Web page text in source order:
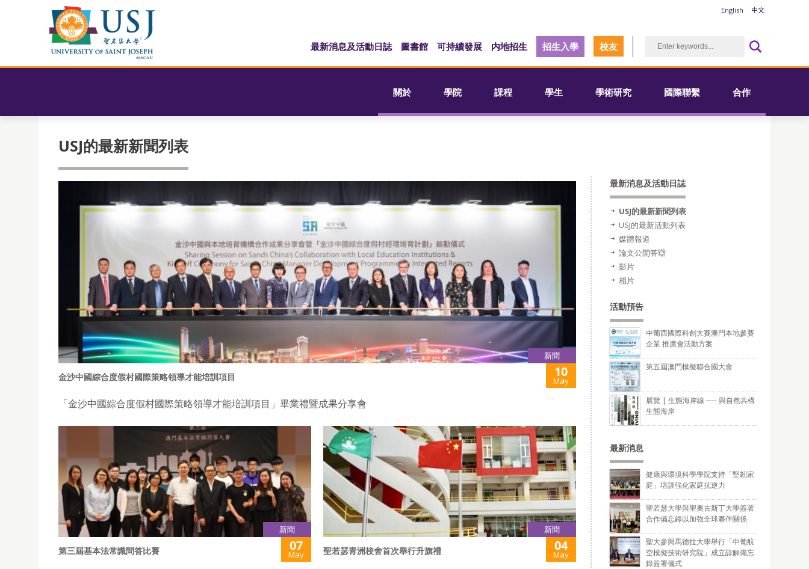
English 中文
最新消息及活動日誌 圖書館 可持續發展 内地招生 招生入學 校友
關於 學院 課程 學生 學術研究 國際聯繫 合作
USJ的最新新聞列表
新聞
金沙中國綜合度假村國際策略領導才能培訓項目 10
May
「金沙中國綜合度假村國際策略領導才能培訓項目」畢業禮暨成果分享會
新聞
第三屆基本法常識問答比賽 07
May
新聞
聖若瑟青洲校舍首次舉行升旗禮 04
May
最新消息及活動日誌
USJ的最新新聞列表
USJ的最新活動列表
媒體報道
論文公開答辯
影片
相片
活動預告
中葡西國際科創大賽澳門本地參賽
企業 推廣會活動方案
第五屆澳門模擬聯合國大會
展覽 | 生態海岸線 ── 與自然共構
生態海岸
最新消息
健康與環境科學學院支持「堅韌家
庭」培訓強化家庭抗逆力
聖若瑟大學與聖奧古斯丁大學簽署
合作備忘錄以加強全球夥伴關係
聖大參與馬德拉大學舉行「中葡航
空模擬技術研究院」成立諒解備忘
錄簽署儀式